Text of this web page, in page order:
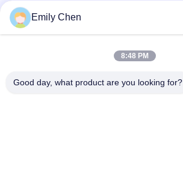
Emily Chen
8:48 PM
Good day, what product are you looking for?